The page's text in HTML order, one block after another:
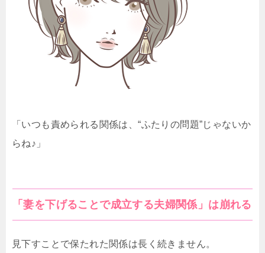
「いつも責められる関係は、“ふたりの問題”じゃないか
らね♪」
「妻を下げることで成立する夫婦関係」は崩れる
見下すことで保たれた関係は長く続きません。